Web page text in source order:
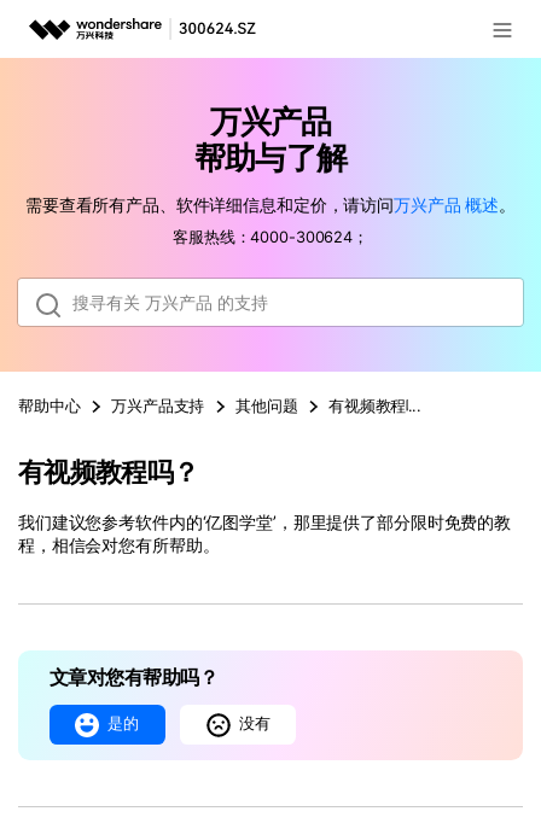
新闻中心
加入我们
客服热线：
万兴产品
帮助与了解
需要查看所有产品、软件详细信息和定价，请访问万兴产品 概述。
客服热线：4000-300624；
帮助中心 万兴产品支持 其他问题 有视频教程吗
有视频教程吗？
我们建议您参考软件内的‘亿图学堂’，那里提供了部分限时免费的教
程，相信会对您有所帮助。
文章对您有帮助吗？
是的 没有